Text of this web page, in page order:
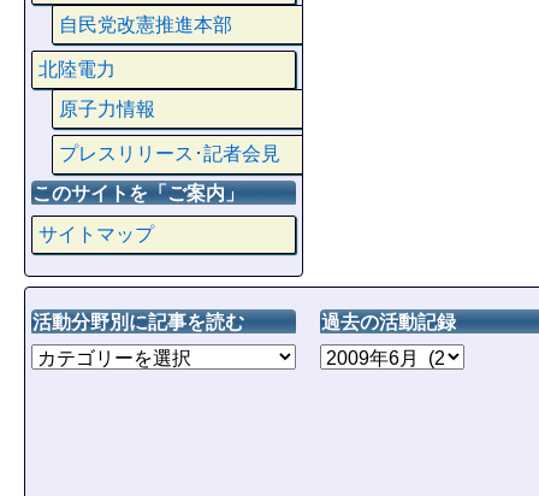
自民党改憲推進本部
北陸電力
原子力情報
プレスリリース･記者会見
このサイトを「ご案内」
サイトマップ
活動分野別に記事を読む 過去の活動記録